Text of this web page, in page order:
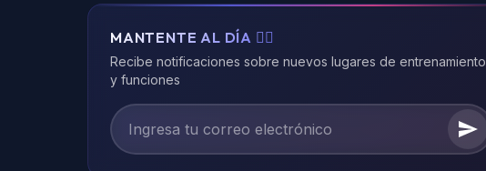
MANTENTE AL DÍA 🏃‍♂️
Recibe notificaciones sobre nuevos lugares de entrenamiento
y funciones